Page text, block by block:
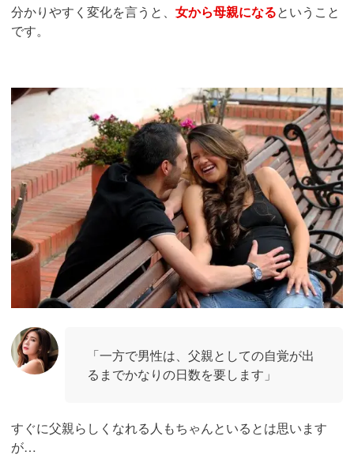
分かりやすく変化を言うと、 女から母親になるということ
です。
「一方で男性は、父親としての自覚が出
るまでかなりの日数を要します」
すぐに父親らしくなれる人もちゃんといるとは思います
が…